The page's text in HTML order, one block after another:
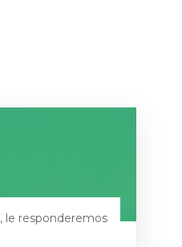
le responderemos